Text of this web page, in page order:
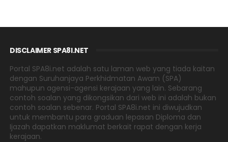
DISCLAIMER SPA8I.NET
Portal SPA8i.net adalah satu laman web yang tiada kaitan
dengan Suruhanjaya Perkhidmatan Awam (SPA)
mahupun agensi-agensi kerajaan yang lain. Sebarang
contoh soalan yang dikongsikan dari web ini adalah bukan
contoh soalan sebenar. Portal SPA8i.net ini diwujudkan
untuk membantu para graduan lepasan Diploma dan
Ijazah dapatkan maklumat berkait rapat dengan kerja
kerajaan.